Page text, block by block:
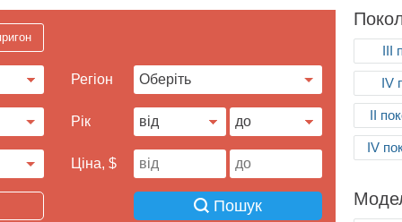
Регіон
Рік
Ціна, $
Пошук
III
IV
II
IV